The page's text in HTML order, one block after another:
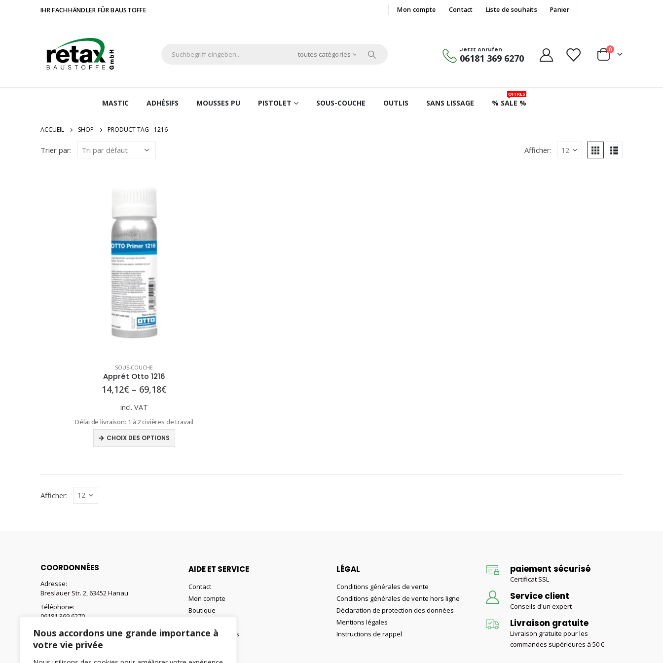
Nous accordons une grande importance à
votre vie privée
IHR FACHHÄNDLER FÜR BAUSTOFFE Mon compte Contact Liste de souhaits Panier
toutes catégories
Jetzt Anrufen
06181 369 6270
0
MASTIC ADHÉSIFS MOUSSES PU PISTOLET SOUS-COUCHE OUTLIS SANS LISSAGE % SALE %
OFFRES
ACCUEIL SHOP PRODUCT TAG - 1216
Trier par: Afficher:
SOUS-COUCHE
Apprêt Otto 1216
14,12€– 69,18€
incl. VAT
Délai de livraison: 1 à 2 civières de travail
CHOIX DES OPTIONS
produit
produit
Afficher:
COORDONNÉES
Adresse:
Breslauer Str. 2, 63452 Hanau
Téléphone:
06181 369 6270
E-mail:
webshop@retax-baustoffe.fr
Horaires d'ouvertures:
AIDE ET SERVICE
Contact
Mon compte
Boutique
Liste de souhaits
LÉGAL
Conditions générales de vente
Conditions générales de vente hors ligne
Déclaration de protection des données
Mentions légales
Instructions de rappel
paiement sécurisé
Certificat SSL
Service client
Conseils d'un expert
Livraison gratuite
Livraison gratuite pour les
commandes supérieures à 50 €